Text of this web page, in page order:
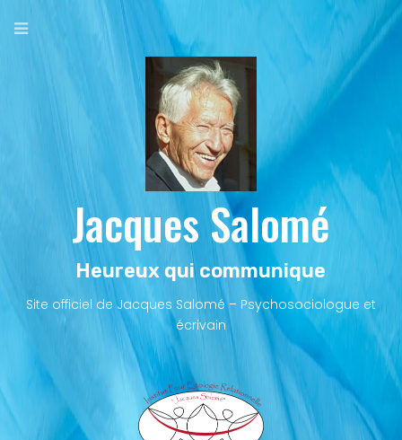
au
Jacques Salomé
Heureux qui communique
Site officiel de Jacques Salomé – Psychosociologue et
écrivain